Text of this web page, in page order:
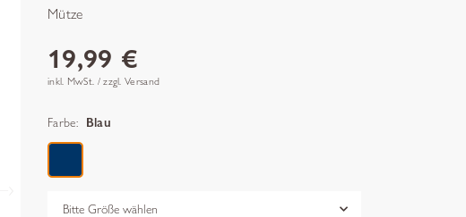
Mütze
19,99 €
inkl. MwSt. / zzgl. Versand
Farbe: Blau
Grösse